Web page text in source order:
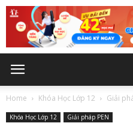
Home Khóa Học Lớp 12 Giải
Khóa Học Lớp 12 Giải pháp PEN